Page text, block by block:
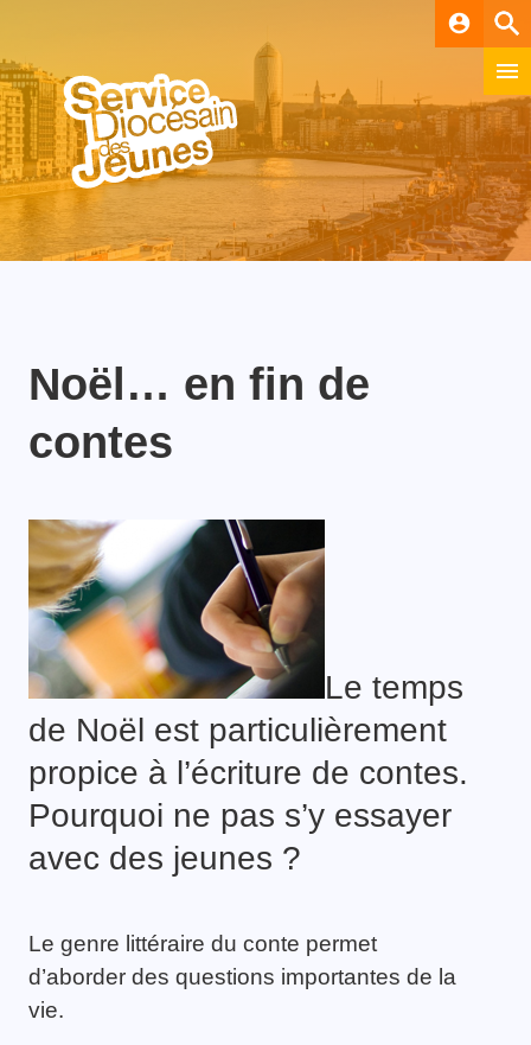
account_circle
Noël… en fin de
contes
Le temps
de Noël est particulièrement
propice à l’écriture de contes.
Pourquoi ne pas s’y essayer
avec des jeunes ?
Le genre littéraire du conte permet
d’aborder des questions importantes de la
vie.